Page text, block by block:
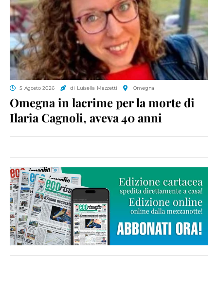
5 Agosto 2026 di Luisella Mazzetti Omegna
Omegna in lacrime per la morte di
Ilaria Cagnoli, aveva 40 anni